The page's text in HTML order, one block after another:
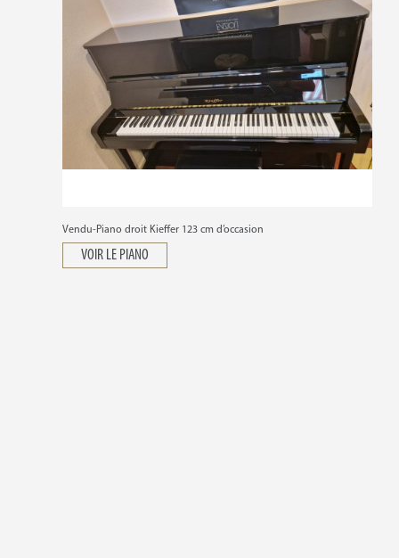
Vendu-Piano droit Kieffer 123 cm d’occasion
VOIR LE PIANO